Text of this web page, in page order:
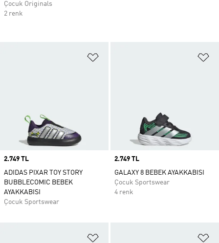
Price
2.749 TL
ADIDAS PIXAR TOY STORY
BUBBLECOMIC BEBEK
AYAKKABISI
Çocuk Sportswear
Price
2.749 TL
GALAXY 8 BEBEK AYAKKABISI
Çocuk Sportswear
4 renk
Çocuk Originals
2 renk